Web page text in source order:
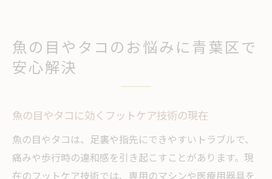
魚の目やタコのお悩みに青葉区で
安心解決
魚の目やタコに効くフットケア技術の現在
魚の目やタコは、足裏や指先にできやすいトラブルで、
痛みや歩行時の違和感を引き起こすことがあります。現
在のフットケア技術では、専用のマシンや医療用器具を